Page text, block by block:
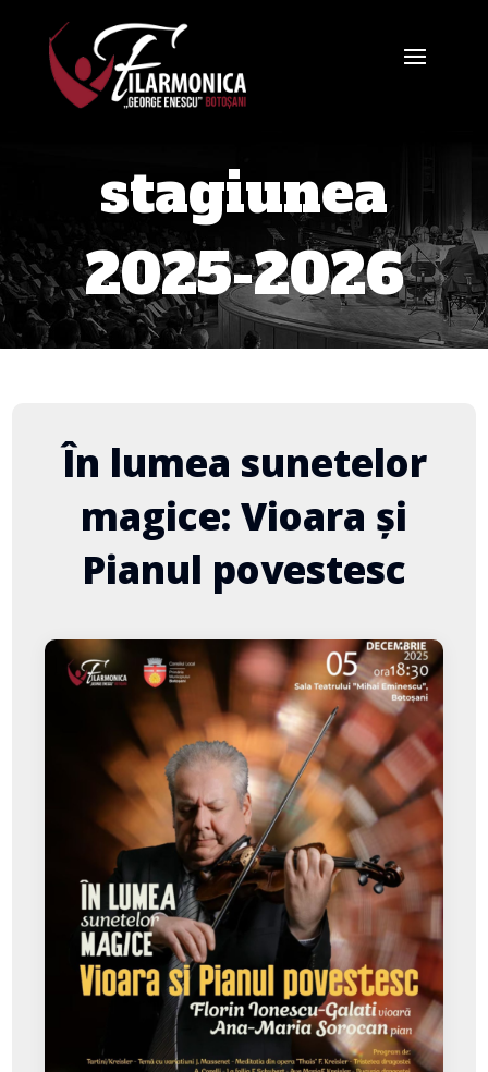
stagiunea
2025-2026
În lumea sunetelor
magice: Vioara și
Pianul povestesc